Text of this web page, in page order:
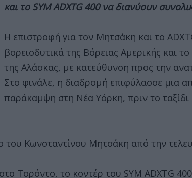
και το SYM ADXTG 400 να διανύουν
Η επιστροφή για τον Μητσάκη και το
βορειοδυτικά της Βόρειας Αμερικής και
της Αλάσκας, με κατεύθυνση προς την
Στο φινάλε, η διαδρομή επιφύλασσε μια
παράκαμψη στη Νέα Υόρκη, πριν το
του Κωνσταντίνου Μητσάκη από την
Τορόντο, το κοντέρ του SYM ADXTG